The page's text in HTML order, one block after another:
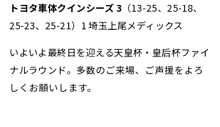
トヨタ車体クインシーズ 3 （13-25、25-18、
25-23、25-21）1 埼玉上尾メディックス
いよいよ最終日を迎える天皇杯・皇后杯ファイ
ナルラウンド。 多数のご来場、ご声援をよろ
しくお願いします。